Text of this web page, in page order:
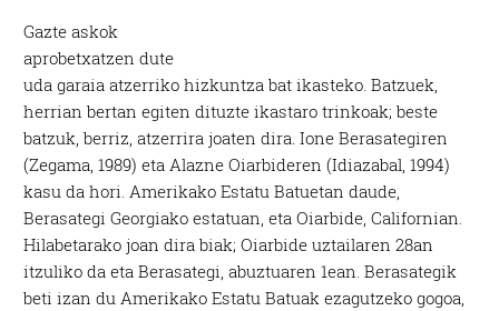
Gazte askok
aprobetxatzen dute
uda garaia atzerriko hizkuntza bat ikasteko. Batzuek,
herrian bertan egiten dituzte ikastaro trinkoak; beste
batzuk, berriz, atzerrira joaten dira. Ione Berasategiren
(Zegama, 1989) eta Alazne Oiarbideren (Idiazabal, 1994)
kasu da hori. Amerikako Estatu Batuetan daude,
Berasategi Georgiako estatuan, eta Oiarbide, Californian.
Hilabetarako joan dira biak; Oiarbide uztailaren 28an
itzuliko da eta Berasategi, abuztuaren 1ean. Berasategik
beti izan du Amerikako Estatu Batuak ezagutzeko gogoa,